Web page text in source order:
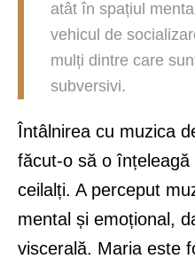
atât în spațiul
vehicul de
mulți dintre care
subversivi.
Întâlnirea cu muzica
făcut-o să o înțeleagă
ceilalți. A perceput
mental și emoțional,
viscerală. Maria este